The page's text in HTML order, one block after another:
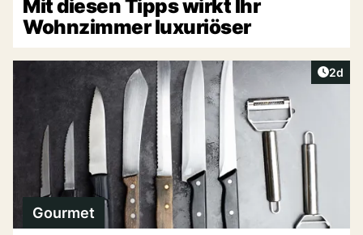
Mit diesen Tipps wirkt Ihr
Wohnzimmer luxuriöser
2d
Gourmet